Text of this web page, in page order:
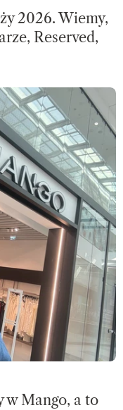
2026. Wiemy,
Reserved,
w Mango, a to